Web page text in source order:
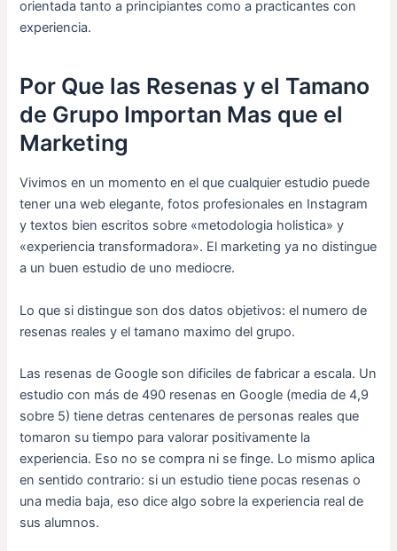
orientada tanto a principiantes como a practicantes con
experiencia.
Por Que las Resenas y el Tamano
de Grupo Importan Mas que el
Marketing
Vivimos en un momento en el que cualquier estudio puede
tener una web elegante, fotos profesionales en Instagram
y textos bien escritos sobre «metodologia holistica» y
«experiencia transformadora». El marketing ya no distingue
a un buen estudio de uno mediocre.
Lo que si distingue son dos datos objetivos: el numero de
resenas reales y el tamano maximo del grupo.
Las resenas de Google son dificiles de fabricar a escala. Un
estudio con más de 490 resenas en Google (media de 4,9
sobre 5) tiene detras centenares de personas reales que
tomaron su tiempo para valorar positivamente la
experiencia. Eso no se compra ni se finge. Lo mismo aplica
en sentido contrario: si un estudio tiene pocas resenas o
una media baja, eso dice algo sobre la experiencia real de
sus alumnos.